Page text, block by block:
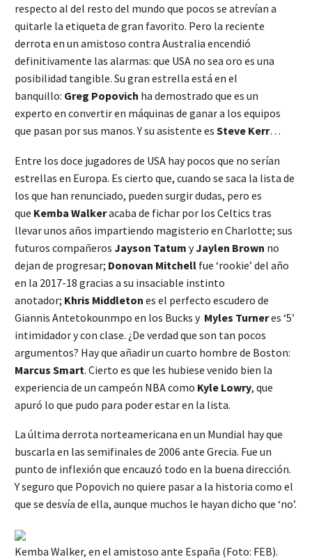
respecto al del resto del mundo que pocos se atrevían a
quitarle la etiqueta de gran favorito. Pero la reciente
derrota en un amistoso contra Australia encendió
definitivamente las alarmas: que USA no sea oro es una
posibilidad tangible. Su gran estrella está en el
banquillo: Greg Popovich ha demostrado que es un
experto en convertir en máquinas de ganar a los equipos
que pasan por sus manos. Y su asistente es Steve Kerr…
Entre los doce jugadores de USA hay pocos que no serían
estrellas en Europa. Es cierto que, cuando se saca la lista de
los que han renunciado, pueden surgir dudas, pero es
que Kemba Walkeracaba de fichar por los Celtics tras
llevar unos años impartiendo magisterio en Charlotte; sus
futuros compañeros Jayson Tatum yJaylen Brown no
dejan de progresar; Donovan Mitchell fue ‘rookie’ del año
en la 2017-18 gracias a su insaciable instinto
anotador; Khris Middleton es el perfecto escudero de
Giannis Antetokounmpo en los Bucks y Myles Turneres ‘5’
intimidador y con clase. ¿De verdad que son tan pocos
argumentos? Hay que añadir un cuarto hombre de Boston:
Marcus Smart. Cierto es que les hubiese venido bien la
experiencia de un campeón NBA como Kyle Lowry, que
apuró lo que pudo para poder estar en la lista.
La última derrota norteamericana en un Mundial hay que
buscarla en las semifinales de 2006 ante Grecia. Fue un
punto de inflexión que encauzó todo en la buena dirección.
Y seguro que Popovich no quiere pasar a la historia como el
que se desvía de ella, aunque muchos le hayan dicho que ‘no’.
Kemba Walker, en el amistoso ante España (Foto: FEB).